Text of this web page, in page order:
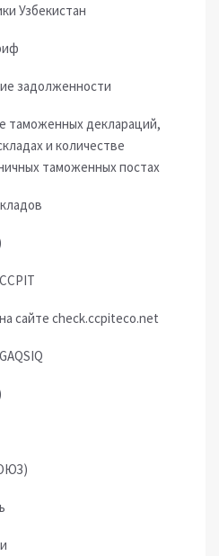
Узбекистан
задолженности
таможенных деклараций,
и количестве
таможенных постах
сайте check.ccpiteco.net